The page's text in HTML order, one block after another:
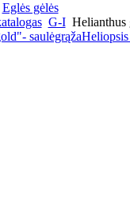
Eglės gėlės
G-I Helianthus
saulėgrąža